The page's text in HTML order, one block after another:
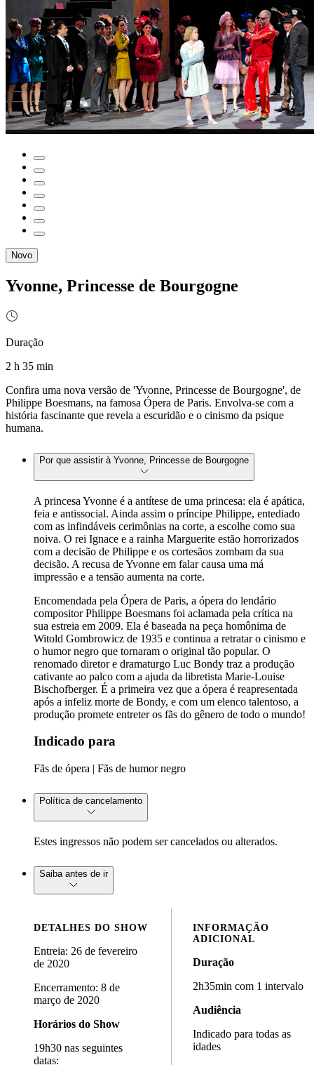
Novo
Yvonne, Princesse de Bourgogne
Duração
2 h 35 min
Confira uma nova versão de 'Yvonne, Princesse de Bourgogne', de
Philippe Boesmans, na famosa Ópera de Paris. Envolva-se com a
história fascinante que revela a escuridão e o cinismo da psique
humana.
Por que assistir à Yvonne, Princesse de Bourgogne
A princesa Yvonne é a antítese de uma princesa: ela é apática,
feia e antissocial. Ainda assim o príncipe Philippe, entediado
com as infindáveis cerimônias na corte, a escolhe como sua
noiva. O rei Ignace e a rainha Marguerite estão horrorizados
com a decisão de Philippe e os cortesãos zombam da sua
decisão. A recusa de Yvonne em falar causa uma má
impressão e a tensão aumenta na corte.
Encomendada pela Ópera de Paris, a ópera do lendário
compositor Philippe Boesmans foi aclamada pela crítica na
sua estreia em 2009. Ela é baseada na peça homônima de
Witold Gombrowicz de 1935 e continua a retratar o cinismo e
o humor negro que tornaram o original tão popular. O
renomado diretor e dramaturgo Luc Bondy traz a produção
cativante ao palco com a ajuda da libretista Marie-Louise
Bischofberger. É a primeira vez que a ópera é reapresentada
após a infeliz morte de Bondy, e com um elenco talentoso, a
produção promete entreter os fãs do gênero de todo o mundo!
Indicado para
Fãs de ópera | Fãs de humor negro
Política de cancelamento
Estes ingressos não podem ser cancelados ou alterados.
Saiba antes de ir
DETALHES DO SHOW
Entreia: 26 de fevereiro
de 2020
Encerramento: 8 de
março de 2020
Horários do Show
19h30 nas seguintes
datas:
INFORMAÇÃO
ADICIONAL
Duração
2h35min com 1 intervalo
Audiência
Indicado para todas as
idades